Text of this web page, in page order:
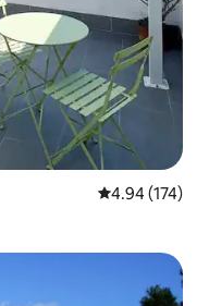
Calificación
4.94 (174)